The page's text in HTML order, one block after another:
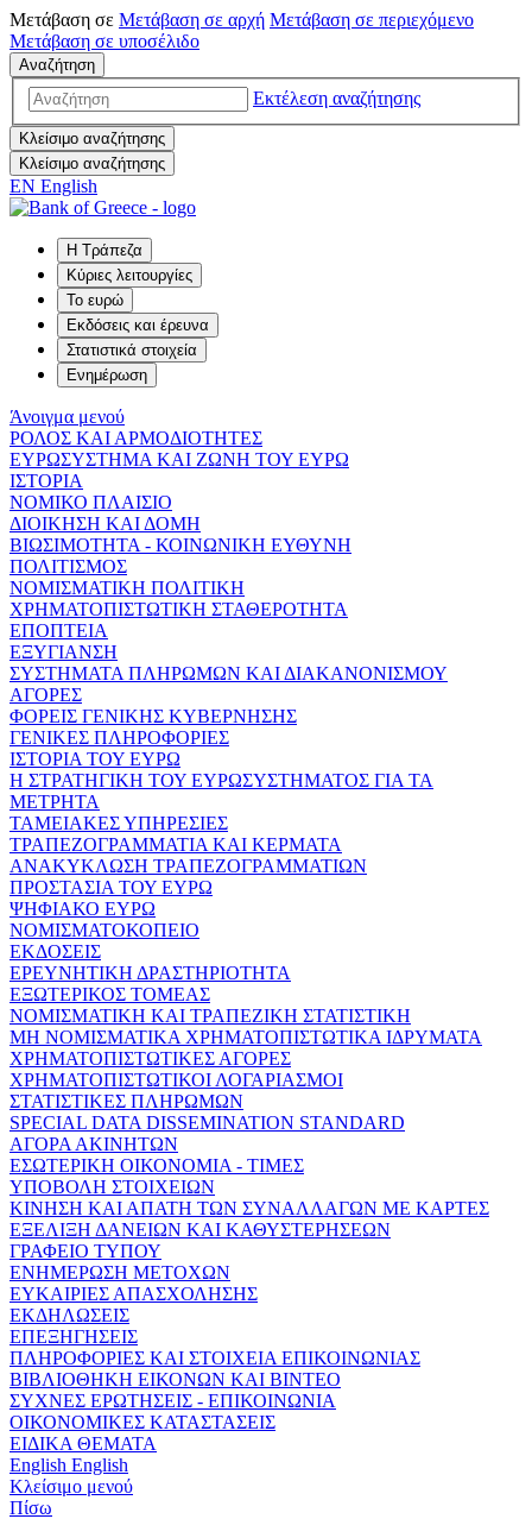
Μετάβαση σε Μετάβαση σε αρχή Μετάβαση σε περιεχόμενο
Μετάβαση σε υποσέλιδο
Αναζήτηση
Εκτέλεση αναζήτησης
Κλείσιμο αναζήτησης
Κλείσιμο αναζήτησης
EN English
Η Τράπεζα
Κύριες λειτουργίες
Το ευρώ
Εκδόσεις και έρευνα
Στατιστικά στοιχεία
Ενημέρωση
Άνοιγμα μενού
ΡΟΛΟΣ ΚΑΙ ΑΡΜΟΔΙΟΤΗΤΕΣ
ΕΥΡΩΣΥΣΤΗΜΑ ΚΑΙ ΖΩΝΗ ΤΟΥ ΕΥΡΩ
ΙΣΤΟΡΙΑ
ΝΟΜΙΚΟ ΠΛΑΙΣΙΟ
ΔΙΟΙΚΗΣΗ ΚΑΙ ΔΟΜΗ
ΒΙΩΣΙΜΟΤΗΤΑ - ΚΟΙΝΩΝΙΚΗ ΕΥΘΥΝΗ
ΠΟΛΙΤΙΣΜΟΣ
ΝΟΜΙΣΜΑΤΙΚΗ ΠΟΛΙΤΙΚΗ
ΧΡΗΜΑΤΟΠΙΣΤΩΤΙΚΗ ΣΤΑΘΕΡΟΤΗΤΑ
ΕΠΟΠΤΕΙΑ
ΕΞΥΓΙΑΝΣΗ
ΣΥΣΤΗΜΑΤΑ ΠΛΗΡΩΜΩΝ ΚΑΙ ΔΙΑΚΑΝΟΝΙΣΜΟΥ
ΑΓΟΡΕΣ
ΦΟΡΕΙΣ ΓΕΝΙΚΗΣ ΚΥΒΕΡΝΗΣΗΣ
ΓΕΝΙΚΕΣ ΠΛΗΡΟΦΟΡΙΕΣ
ΙΣΤΟΡΙΑ ΤΟΥ ΕΥΡΩ
Η ΣΤΡΑΤΗΓΙΚΗ ΤΟΥ ΕΥΡΩΣΥΣΤΗΜΑΤΟΣ ΓΙΑ ΤΑ
ΜΕΤΡΗΤΑ
ΤΑΜΕΙΑΚΕΣ ΥΠΗΡΕΣΙΕΣ
ΤΡΑΠΕΖΟΓΡΑΜΜΑΤΙΑ ΚΑΙ ΚΕΡΜΑΤΑ
ΑΝΑΚΥΚΛΩΣΗ ΤΡΑΠΕΖΟΓΡΑΜΜΑΤΙΩΝ
ΠΡΟΣΤΑΣΙΑ ΤΟΥ ΕΥΡΩ
ΨΗΦΙΑΚΟ ΕΥΡΩ
ΝΟΜΙΣΜΑΤΟΚΟΠΕΙΟ
ΕΚΔΟΣΕΙΣ
ΕΡΕΥΝΗΤΙΚΗ ΔΡΑΣΤΗΡΙΟΤΗΤΑ
ΕΞΩΤΕΡΙΚΟΣ ΤΟΜΕΑΣ
ΝΟΜΙΣΜΑΤΙΚΗ ΚΑΙ ΤΡΑΠΕΖΙΚΗ ΣΤΑΤΙΣΤΙΚΗ
ΜΗ ΝΟΜΙΣΜΑΤΙΚΑ ΧΡΗΜΑΤΟΠΙΣΤΩΤΙΚΑ ΙΔΡΥΜΑΤΑ
ΧΡΗΜΑΤΟΠΙΣΤΩΤΙΚΕΣ ΑΓΟΡΕΣ
ΧΡΗΜΑΤΟΠΙΣΤΩΤΙΚΟΙ ΛΟΓΑΡΙΑΣΜΟΙ
ΣΤΑΤΙΣΤΙΚΕΣ ΠΛΗΡΩΜΩΝ
SPECIAL DATA DISSEMINATION STANDARD
ΑΓΟΡΑ ΑΚΙΝΗΤΩΝ
ΕΣΩΤΕΡΙΚΗ ΟΙΚΟΝΟΜΙΑ - ΤΙΜΕΣ
ΥΠΟΒΟΛΗ ΣΤΟΙΧΕΙΩΝ
ΚΙΝΗΣΗ ΚΑΙ ΑΠΑΤΗ ΤΩΝ ΣΥΝΑΛΛΑΓΩΝ ΜΕ ΚΑΡΤΕΣ
ΕΞΕΛΙΞΗ ΔΑΝΕΙΩΝ ΚΑΙ ΚΑΘΥΣΤΕΡΗΣΕΩΝ
ΓΡΑΦΕΙΟ ΤΥΠΟΥ
ΕΝΗΜΕΡΩΣΗ ΜΕΤΟΧΩΝ
ΕΥΚΑΙΡΙΕΣ ΑΠΑΣΧΟΛΗΣΗΣ
ΕΚΔΗΛΩΣΕΙΣ
ΕΠΕΞΗΓΗΣΕΙΣ
ΠΛΗΡΟΦΟΡΙΕΣ ΚΑΙ ΣΤΟΙΧΕΙΑ ΕΠΙΚΟΙΝΩΝΙΑΣ
ΒΙΒΛΙΟΘΗΚΗ ΕΙΚΟΝΩΝ ΚΑΙ ΒΙΝΤΕΟ
ΣΥΧΝΕΣ ΕΡΩΤΗΣΕΙΣ - ΕΠΙΚΟΙΝΩΝΙΑ
ΟΙΚΟΝΟΜΙΚΕΣ ΚΑΤΑΣΤΑΣΕΙΣ
ΕΙΔΙΚΑ ΘΕΜΑΤΑ
English English
Κλείσιμο μενού
Πίσω